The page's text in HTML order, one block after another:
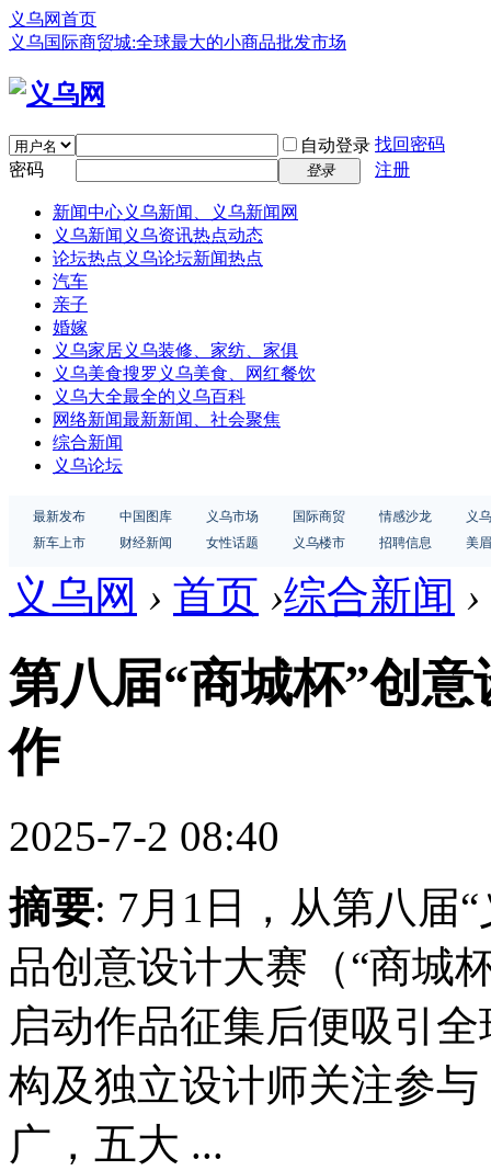
义乌网首页
义乌国际商贸城:全球最大的小商品批发市场
自动登录 找回密码
密码
登录 注册
新闻中心义乌新闻、义乌新闻网
义乌新闻 义乌资讯热点动态
论坛热点 义乌论坛新闻热点
汽车
亲子
婚嫁
义乌家居义乌装修、家纺、家俱
义乌美食搜罗义乌美食、网红餐饮
义乌大全最全的义乌百科
网络新闻最新新闻、社会聚焦
综合新闻
义乌论坛
最新发布 中国图库 义乌市场 国际商贸 情感沙龙
义
新车上市
财经新闻 女性话题 义乌楼市 招聘信息 美
义乌网 › 首页 ›综合新闻 ›
第八届“商城杯”创
作
2025-7-2 08:40
摘要: 7月1日，从第八届
品创意设计大赛（“商城
启动作品征集后便吸引
构及独立设计师关注参
广，五大 ...